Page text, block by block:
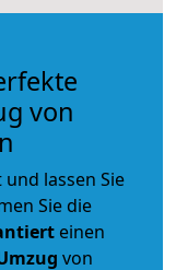
von
lassen Sie
Sie die
einen
von